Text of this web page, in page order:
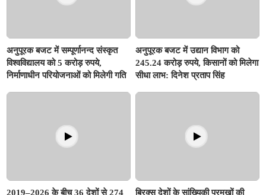
अनुपूरक बजट में सम्पूर्णानन्द संस्कृत
विश्वविद्यालय को 5 करोड़ रुपये,
निर्माणाधीन परियोजनाओं को मिलेगी गति
अनुपूरक बजट में उद्यान विभाग को
245.24 करोड़ रुपये, किसानों को मिलेगा
सीधा लाभ: दिनेश प्रताप सिंह
2019–2026 के बीच 36 देशों से 274
ब्रिक्स देशों के सांख्यिकी प्रमुखों की